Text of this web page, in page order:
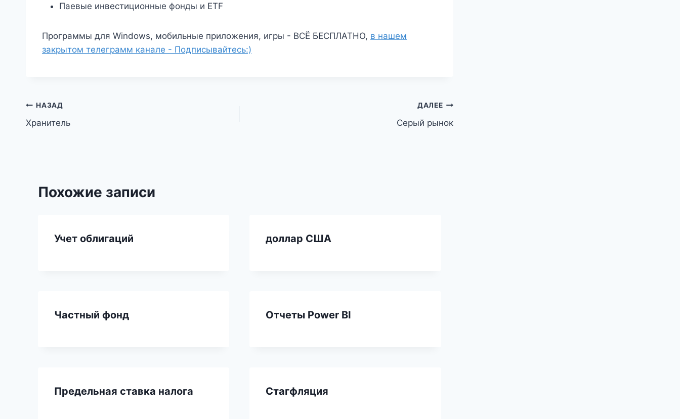
Паевые инвестиционные фонды и ETF
Программы для Windows, мобильные приложения, игры - ВСЁ БЕСПЛАТНО, в нашем
закрытом телеграмм канале - Подписывайтесь:)
Навигация
по
НАЗАД
Хранитель
ДАЛЕЕ
Серый рынок
Похожие записи
Учет облигаций доллар США
Частный фонд Отчеты Power BI
Предельная ставка налога Стагфляция